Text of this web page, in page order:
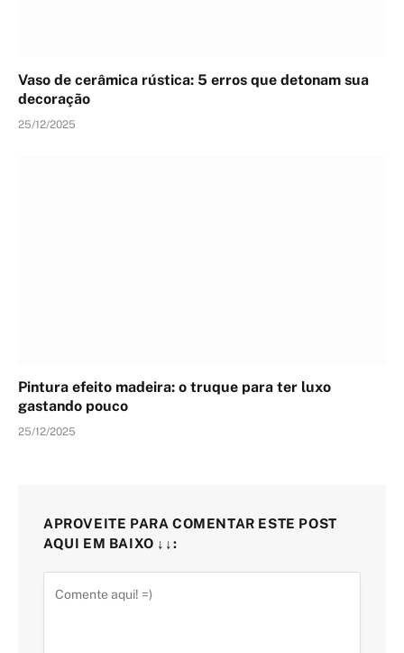
Vaso de cerâmica rústica: 5 erros que detonam sua
decoração
25/12/2025
Pintura efeito madeira: o truque para ter luxo
gastando pouco
25/12/2025
APROVEITE PARA COMENTAR ESTE POST
AQUI EM BAIXO ↓↓: